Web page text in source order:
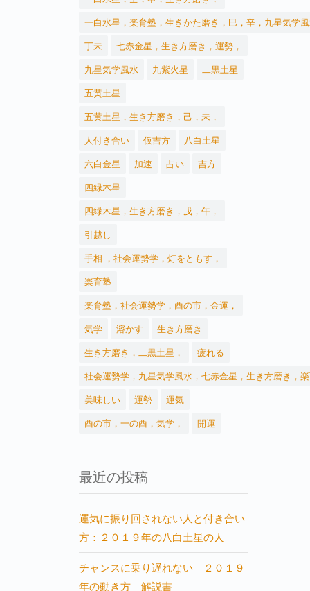
一白水星，楽育塾，生きかた磨き，巳，辛，九星気学
丁未
七赤金星，生き方磨き，運勢，
九星気学風水
九紫火星
二黒土星
五黄土星
五黄土星，生き方磨き，己，未，
人付き合い
仮吉方
八白土星
六白金星
加速 占い
吉方
四緑木星
四緑木星，生き方磨き，戊，午，
引越し
手相 ，社会運勢学，灯をともす，
楽育塾
楽育塾，社会運勢学，酉の市，金運，
気学
溶かす
生き方磨き
生き方磨き，二黒土星，
疲れる
社会運勢学，九星気学風水，七赤金星，生き方磨き，
美味しい
運勢
運気
酉の市，一の酉，気学，
開運
最近の投稿
運気に振り回されない人と付き合い
方：２０１９年の八白土星の人
チャンスに乗り遅れない ２０１９
年の動き方 解説書